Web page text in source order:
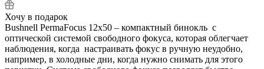
Хочу в подарок
Bushnell PermaFocus 12x50 – компактный бинокль с
оптической системой свободного фокуса, которая облегчает
наблюдения, когда настраивать фокус в ручную неудобно,
например, в холодные дни, когда нужно снимать для этого